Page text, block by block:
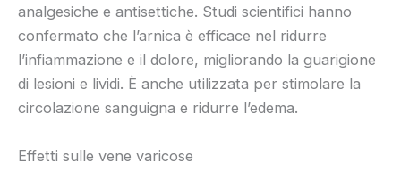
analgesiche e antisettiche. Studi scientifici hanno
confermato che l’arnica è efficace nel ridurre
l’infiammazione e il dolore, migliorando la guarigione
di lesioni e lividi. È anche utilizzata per stimolare la
circolazione sanguigna e ridurre l’edema.
Effetti sulle vene varicose